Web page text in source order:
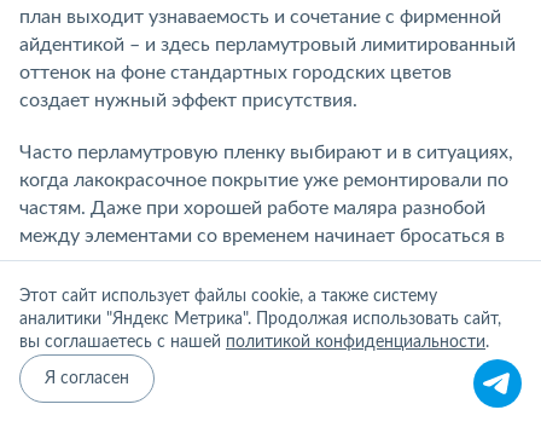
план выходит узнаваемость и сочетание с фирменной
айдентикой – и здесь перламутровый лимитированный
оттенок на фоне стандартных городских цветов
создает нужный эффект присутствия.
Часто перламутровую пленку выбирают и в ситуациях,
когда лакокрасочное покрытие уже ремонтировали по
частям. Даже при хорошей работе маляра разнобой
между элементами со временем начинает бросаться в
глаза: где-то краска чуть выгорела, где-то подтянули
оттенок, но не попали на сто процентов. Сплошная
оклейка перламутровым винилом в таком случае
работает как «перезагрузка»: все плоскости получают
одну текстуру, один цвет и один уровень блеска.
Этот сайт использует файлы cookie, а также систему
аналитики "Яндекс Метрика". Продолжая использовать сайт,
вы соглашаетесь с нашей политикой конфиденциальности.
Я согласен